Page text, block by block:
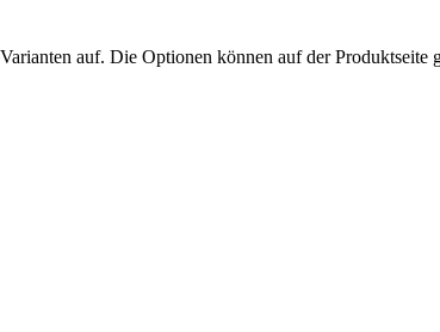
auf. Die Optionen können auf der Produktseite